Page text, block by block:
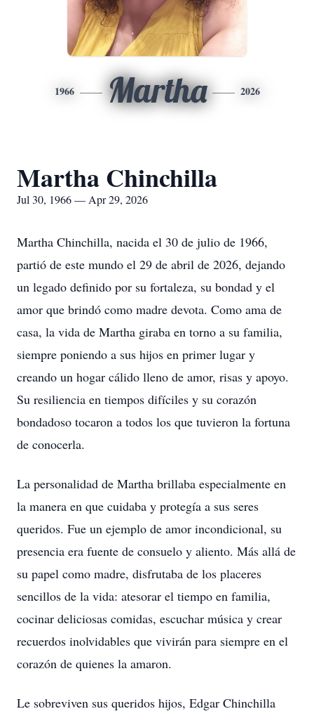
1966 Martha 2026
Martha Chinchilla
Jul 30, 1966 — Apr 29, 2026
Martha Chinchilla, nacida el 30 de julio de 1966,
partió de este mundo el 29 de abril de 2026, dejando
un legado definido por su fortaleza, su bondad y el
amor que brindó como madre devota. Como ama de
casa, la vida de Martha giraba en torno a su familia,
siempre poniendo a sus hijos en primer lugar y
creando un hogar cálido lleno de amor, risas y apoyo.
Su resiliencia en tiempos difíciles y su corazón
bondadoso tocaron a todos los que tuvieron la fortuna
de conocerla.
La personalidad de Martha brillaba especialmente en
la manera en que cuidaba y protegía a sus seres
queridos. Fue un ejemplo de amor incondicional, su
presencia era fuente de consuelo y aliento. Más allá de
su papel como madre, disfrutaba de los placeres
sencillos de la vida: atesorar el tiempo en familia,
cocinar deliciosas comidas, escuchar música y crear
recuerdos inolvidables que vivirán para siempre en el
corazón de quienes la amaron.
Le sobreviven sus queridos hijos, Edgar Chinchilla